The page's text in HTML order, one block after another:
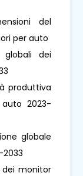
del
per auto
globali dei
produttiva
2023-
globale
dei monitor